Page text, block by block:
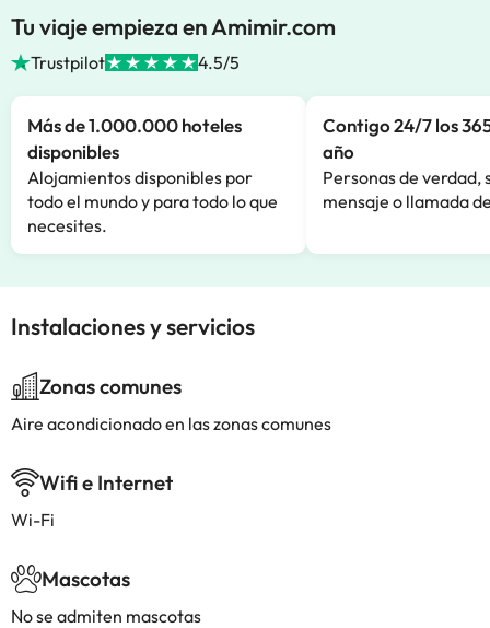
Tu viaje empieza en Amimir.com
Trustpilot 4.5/5
Más de 1.000.000 hoteles
disponibles
Alojamientos disponibles por
todo el mundo y para todo lo que
necesites.
Contigo 24/7 los
año
Personas de verdad,
mensaje o llamada
Instalaciones y servicios
Zonas comunes
Aire acondicionado en las zonas comunes
Wifi e Internet
Wi-Fi
Mascotas
No se admiten mascotas